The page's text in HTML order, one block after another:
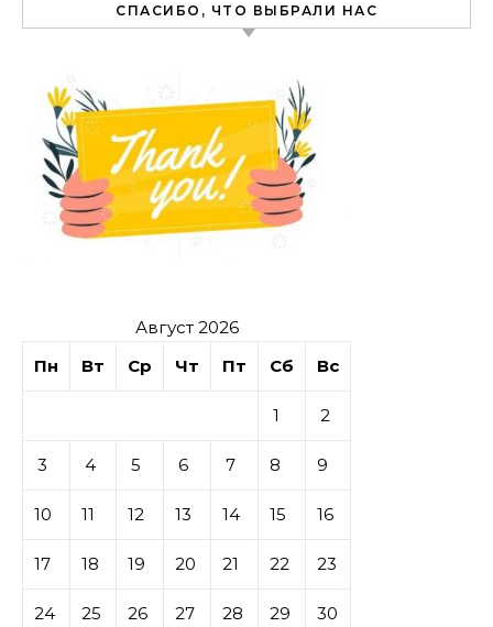
СПАСИБО, ЧТО ВЫБРАЛИ НАС
Август 2026
Пн
Вт Ср Чт Пт Сб Вс
1 2
3 4 5 6 7 8 9
10 11 12 13 14 15 16
17 18 19 20 21 22 23
24 25 26 27 28 29 30